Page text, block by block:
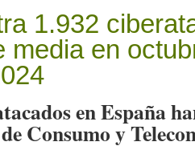
1.932
media en
en España
Consumo y